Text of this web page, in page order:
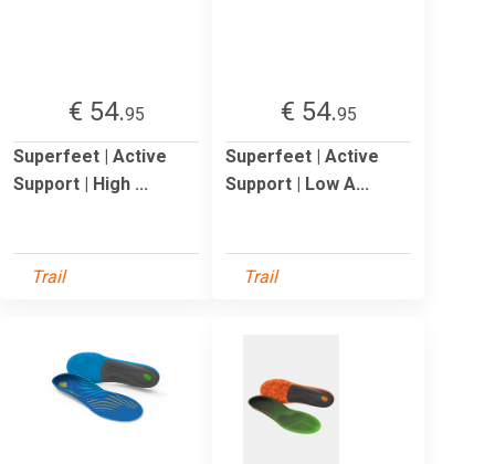
€ 54.95
Superfeet | Active
Support | High ...
Trail
€ 54.95
Superfeet | Active
Support | Low A...
Trail